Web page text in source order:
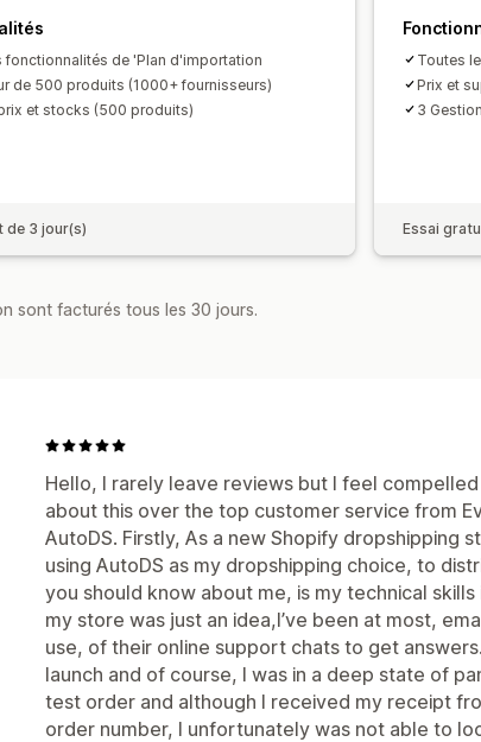
Mises à jour en temps réel
Suivi des commandes
fonctionnalités de 'Plan d'importation
de 500 produits (1000+ fournisseurs)
et stocks (500 produits)
de 3 jour(s)
Toutes
Prix et
3
Essai
sont facturés tous les 30 jours.
Hello, I rarely leave reviews but I feel
about this over the top customer service from
AutoDS. Firstly, As a new Shopify dropshipping
using AutoDS as my dropshipping choice, to
you should know about me, is my technical
my store was just an idea,I’ve been at most,
use, of their online support chats to get
launch and of course, I was in a deep state of
test order and although I received my receipt
order number, I unfortunately was not able to